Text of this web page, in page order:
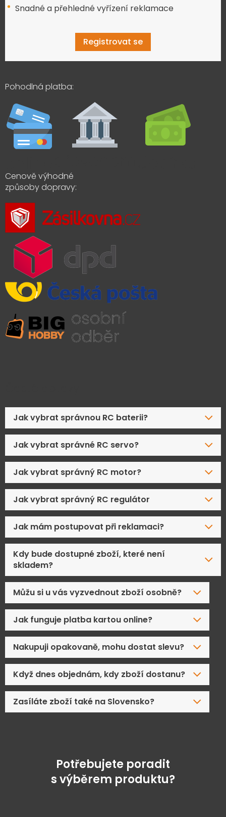
Snadné a přehledné vyřízení reklamace
Registrovat se
Pohodlná platba:
Cenově výhodné
způsoby dopravy:
Jak vybrat správnou RC baterii?
Jak vybrat správné RC servo?
Jak vybrat správný RC motor?
Jak vybrat správný RC regulátor
Jak mám postupovat při reklamaci?
Kdy bude dostupné zboží, které není
skladem?
Můžu si u vás vyzvednout zboží osobně?
Jak funguje platba kartou online?
Nakupuji opakovaně, mohu dostat slevu?
Když dnes objednám, kdy zboží dostanu?
Zasíláte zboží také na Slovensko?
Potřebujete poradit
s výběrem produktu?